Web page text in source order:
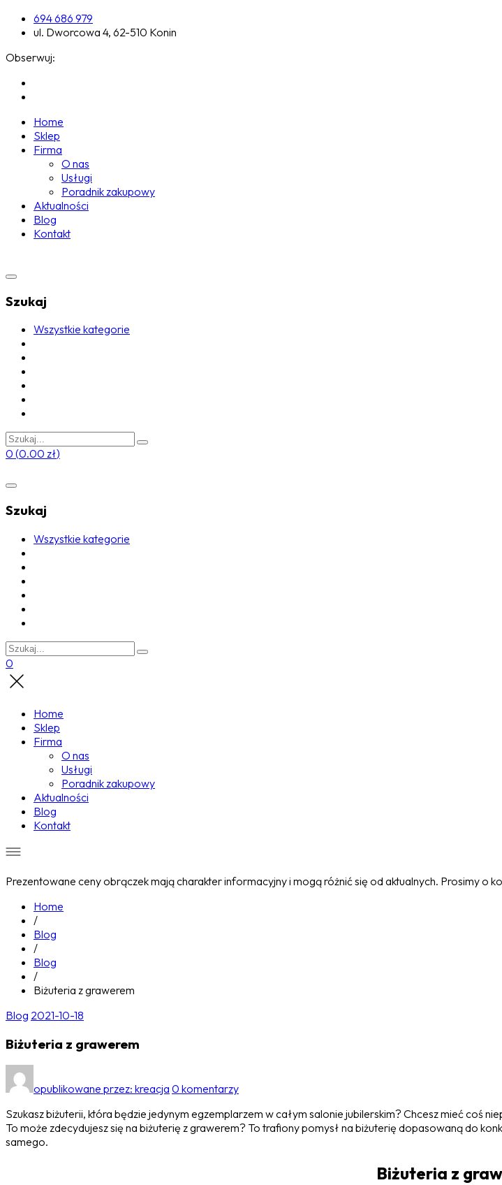
694 686 979
ul. Dworcowa 4, 62-510 Konin
Obserwuj:
Home
Sklep
Firma
O nas
Usługi
Poradnik zakupowy
Aktualności
Blog
Kontakt
Szukaj
Wszystkie kategorie
0 (0.00 zł)
Szukaj
Wszystkie kategorie
0
Home
Sklep
Firma
O nas
Usługi
Poradnik zakupowy
Aktualności
Blog
Kontakt
Prezentowane ceny obrączek mają charakter informacyjny i mogą różnić się od aktualnych. Prosimy o
Home
/
Blog
/
Blog
/
Biżuteria z grawerem
Blog 2021-10-18
Biżuteria z grawerem
opublikowane przez: kreacja 0 komentarzy
Szukasz biżuterii, która będzie jedynym egzemplarzem w całym salonie jubilerskim? Chcesz mieć coś
To może zdecydujesz się na biżuterię z grawerem? To trafiony pomysł na biżuterię dopasowaną do
samego.
Biżuteria z